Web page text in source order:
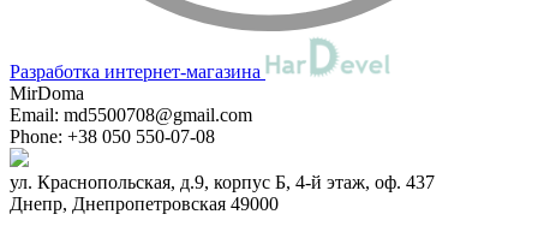
Разработка интернет-магазина
MirDoma
Email: md5500708@gmail.com
Phone: +38 050 550-07-08
ул. Краснопольская, д.9, корпус Б, 4-й этаж, оф. 437
Днепр, Днепропетровская 49000